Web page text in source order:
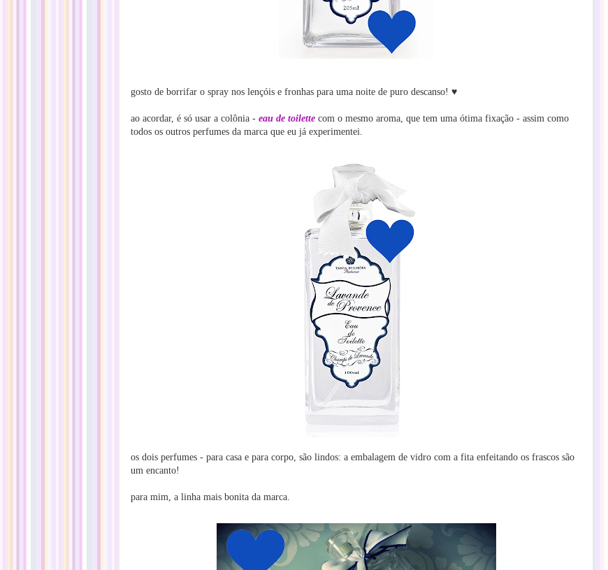
gosto de borrifar o spray nos lençóis e fronhas para uma noite de puro descanso! ♥
ao acordar, é só usar a colônia - eau de toilette com o mesmo aroma, que tem uma ótima fixação - assim como
todos os outros perfumes da marca que eu já experimentei.
os dois perfumes - para casa e para corpo, são lindos: a embalagem de vidro com a fita enfeitando os frascos são
um encanto!
para mim, a linha mais bonita da marca.